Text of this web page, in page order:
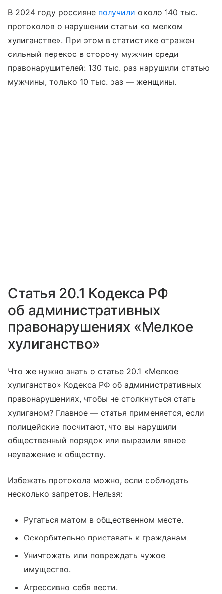
В 2024 году россиянеполучили около 140 тыс.
протоколов о нарушении статьи «о мелком
хулиганстве». При этом в статистике отражен
сильный перекос в сторону мужчин среди
правонарушителей: 130 тыс. раз нарушили статью
мужчины, только 10 тыс. раз — женщины.
Статья 20.1 Кодекса РФ
об административных
правонарушениях «Мелкое
хулиганство»
Что же нужно знать о статье 20.1 «Мелкое
хулиганство» Кодекса РФ об административных
правонарушениях, чтобы не столкнуться стать
хулиганом? Главное — статья применяется, если
полицейские посчитают, что вы нарушили
общественный порядок или выразили явное
неуважение к обществу.
Избежать протокола можно, если соблюдать
несколько запретов. Нельзя:
Ругаться матом в общественном месте.
Оскорбительно приставать к гражданам.
Уничтожать или повреждать чужое
имущество.
Агрессивно себя вести.